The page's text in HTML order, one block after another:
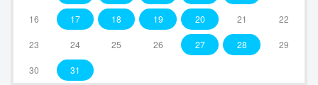
16 17 18 19 20 21 22
23 24 25 26 27 28 29
30 31